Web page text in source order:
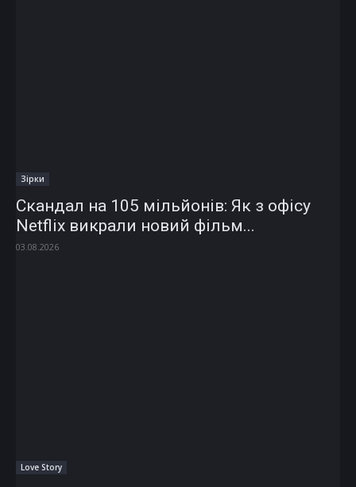
Зірки
Скандал на 105 мільйонів: Як з офісу
Netflix викрали новий фільм...
03.08.2026
Love Story